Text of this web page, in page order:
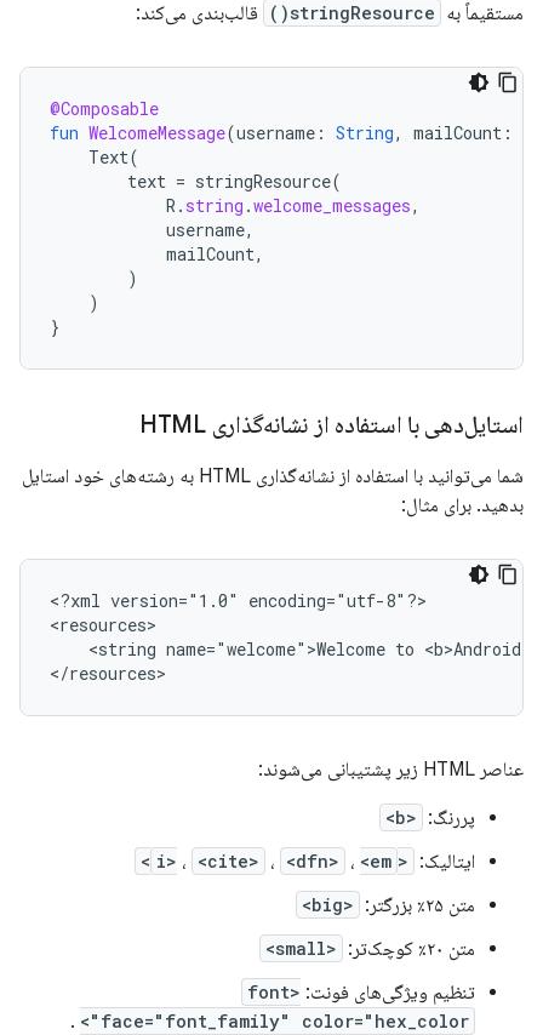
مستقیماً به stringResource() قالب‌بندی می‌کند:
@Composable
fun WelcomeMessage(username : String, mailCount :
Text(
text = stringResource(
R . string .welcome_messages,
username,
mailCount,
)
)
}
استایل‌دهی با استفاده از نشانه‌گذاری HTML
شما می‌توانید با استفاده از نشانه‌گذاری HTML به رشته‌های خود استایل
بدهید. برای مثال:
<?xml version="1.0"
encoding="utf-8"?>
<string name="welcome">Welcome to
</resources>
عناصر HTML زیر پشتیبانی می‌شوند:
پررنگ: <b>
ایتالیک: <i> ، <cite> ، <dfn> ، <em>
متن ۲۵٪ بزرگتر: <big>
متن ۲۰٪ کوچک‌تر: <small>
تنظیم ویژگی‌های فونت:
<font
face="font_family" color="hex_color">
.